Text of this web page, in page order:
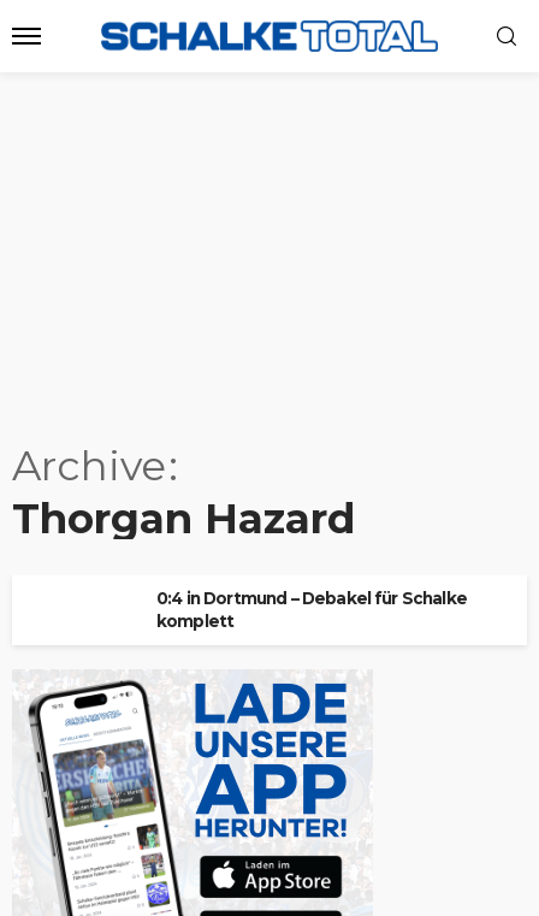
Archive
Thorgan Hazard
0:4 in Dortmund – Debakel für Schalke
komplett